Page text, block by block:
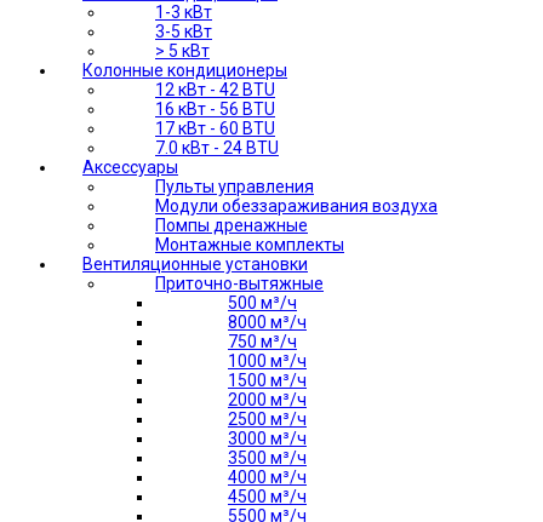
1-3 кВт
3-5 кВт
> 5 кВт
Колонные кондиционеры
12 кВт - 42 BTU
16 кВт - 56 BTU
17 кВт - 60 BTU
7.0 кВт - 24 BTU
Аксессуары
Пульты управления
Модули обеззараживания воздуха
Помпы дренажные
Монтажные комплекты
Вентиляционные установки
Приточно-вытяжные
500 м³/ч
8000 м³/ч
750 м³/ч
1000 м³/ч
1500 м³/ч
2000 м³/ч
2500 м³/ч
3000 м³/ч
3500 м³/ч
4000 м³/ч
4500 м³/ч
5500 м³/ч